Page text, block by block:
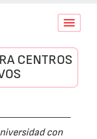
Conmutar
CENTROS
con